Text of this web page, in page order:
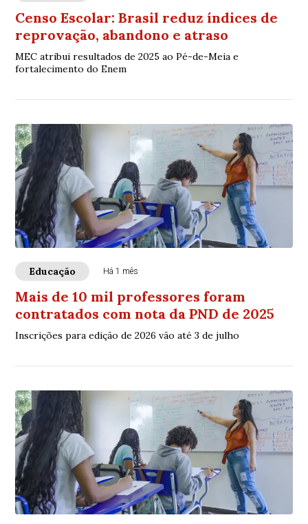
Censo Escolar: Brasil reduz índices de
reprovação, abandono e atraso
MEC atribui resultados de 2025 ao Pé-de-Meia e
fortalecimento do Enem
Educação Há 1 mês
Mais de 10 mil professores foram
contratados com nota da PND de 2025
Inscrições para edição de 2026 vão até 3 de julho